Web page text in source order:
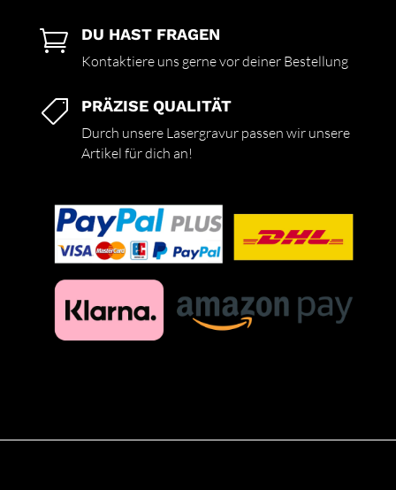
 DU HAST FRAGEN
Kontaktiere uns gerne vor deiner Bestellung
 PRÄZISE QUALITÄT
Durch unsere Lasergravur passen wir unsere
Artikel für dich an!